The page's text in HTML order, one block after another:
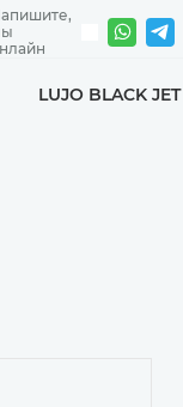
LUJO BLACK JET